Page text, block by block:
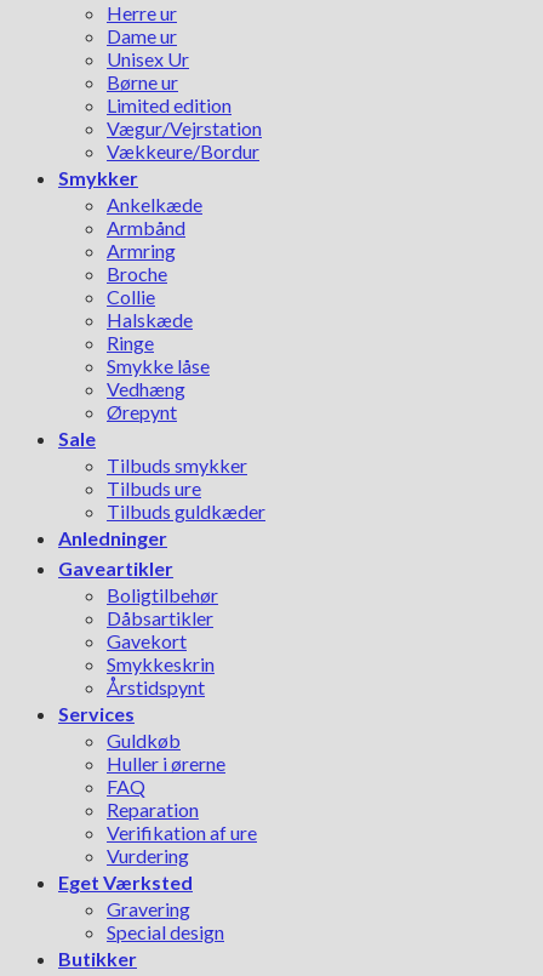
Herre ur
Dame ur
Unisex Ur
Børne ur
Limited edition
Vægur/Vejrstation
Vækkeure/Bordur
Smykker
Ankelkæde
Armbånd
Armring
Broche
Collie
Halskæde
Ringe
Smykke låse
Vedhæng
Ørepynt
Sale
Tilbuds smykker
Tilbuds ure
Tilbuds guldkæder
Anledninger
Gaveartikler
Boligtilbehør
Dåbsartikler
Gavekort
Smykkeskrin
Årstidspynt
Services
Guldkøb
Huller i ørerne
FAQ
Reparation
Verifikation af ure
Vurdering
Eget Værksted
Gravering
Special design
Butikker